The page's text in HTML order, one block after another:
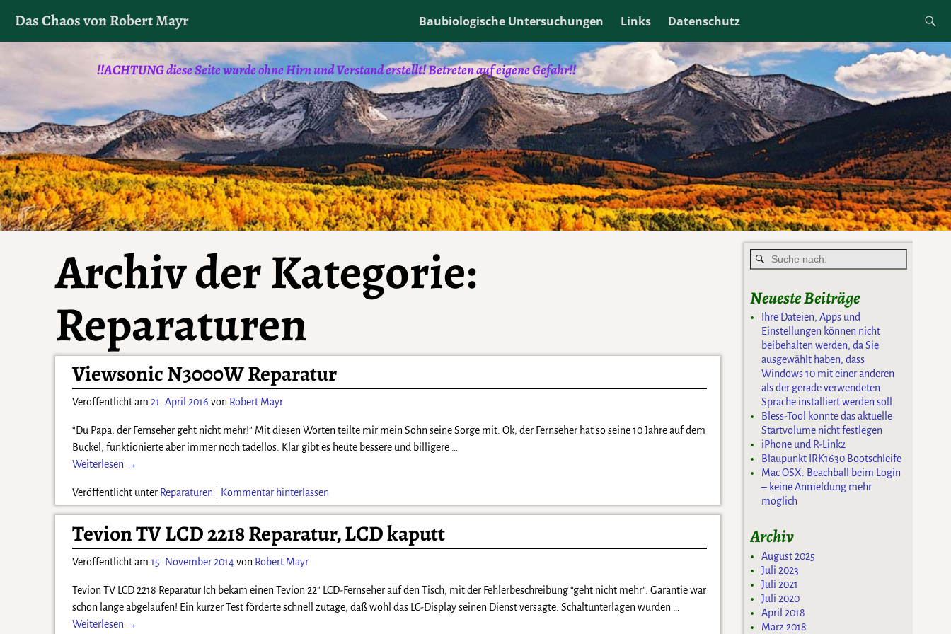
Das Chaos von Robert Mayr Baubiologische Untersuchungen Links Datenschutz
!!ACHTUNG diese Seite wurde ohne Hirn und Verstand erstellt! Betreten auf eigene Gefahr!!
Archiv der Kategorie:
Reparaturen
Viewsonic N3000W Reparatur
Veröffentlicht am 21. April 2016 von Robert Mayr
“Du Papa, der Fernseher geht nicht mehr!” Mit diesen Worten teilte mir mein Sohn seine Sorge mit. Ok, der Fernseher hat so seine 10 Jahre auf dem
Buckel, funktionierte aber immer noch tadellos. Klar gibt es heute bessere und billigere …
Weiterlesen →
Veröffentlicht unter Reparaturen Kommentar hinterlassen
Tevion TV LCD 2218 Reparatur, LCD kaputt
Veröffentlicht am 15. November 2014von Robert Mayr
Tevion TV LCD 2218 Reparatur Ich bekam einen Tevion 22″ LCD-Fernseher auf den Tisch, mit der Fehlerbeschreibung “geht nicht mehr”. Garantie war
schon lange abgelaufen! Ein kurzer Test förderte schnell zutage, daß wohl das LC-Display seinen Dienst versagte. Schaltunterlagen wurden
Weiterlesen →
Neueste Beiträge
Ihre Dateien, Apps und
Einstellungen können nicht
beibehalten werden, da Sie
ausgewählt haben, dass
Windows 10 mit einer anderen
als der gerade verwendeten
Sprache installiert werden soll.
Bless-Tool konnte das aktuelle
Startvolume nicht festlegen
iPhone und R-Link2
Blaupunkt IRK1630 Bootschleife
Mac OSX: Beachball beim Login
– keine Anmeldung mehr
möglich
Archiv
August 2025
Juli 2023
Juli 2021
Juli 2020
April 2018
März 2018
Diese Website verwendet Cookies. Indem Sie die Website und ihre Angebote nutzen und weiter navigieren, akzeptieren Sie diese Cookies. Dies können Sie in Ihren
Browsereinstellungen ändern. Datenschutzerklärung annehmen